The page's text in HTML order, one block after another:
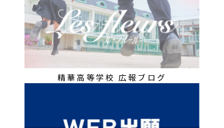
精華高等学校 広報ブログ